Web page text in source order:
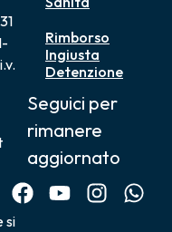
si
Rimborso
Ingiusta
Detenzione
Seguici per
rimanere
aggiornato